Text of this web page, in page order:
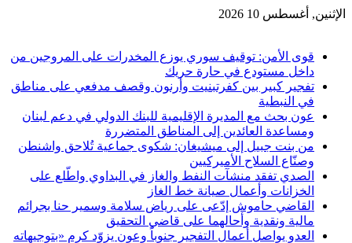
الإثنين, أغسطس 10 2026
قوى الأمن: توقيف سوري يوزع المخدرات على المروجين من
داخل مستودع في حارة حريك
تفجير كبير بين كفرتبنيت وأرنون وقصف مدفعي على مناطق
في النبطية
عون بحث مع المديرة الإقليمية للبنك الدولي في دعم لبنان
ومساعدة العائدين إلى المناطق المتضررة
من بنت جبيل إلى ميشيغان: شكوى جماعية تُلاحق واشنطن
وصنّاع السلاح الأميركيين
الصدي تفقد منشآت النفط والغاز في البداوي واطّلع على
الخزانات وأعمال صيانة خط الغاز
القاضي حاموش إدّعى على رياض سلامة وسمير حنا بجرائم
مالية ونقدية وأحالهما على قاضي التحقيق
العدو يواصل أعمال التفجير جنوباً وعون يزوّد كرم «بتوجيهاته